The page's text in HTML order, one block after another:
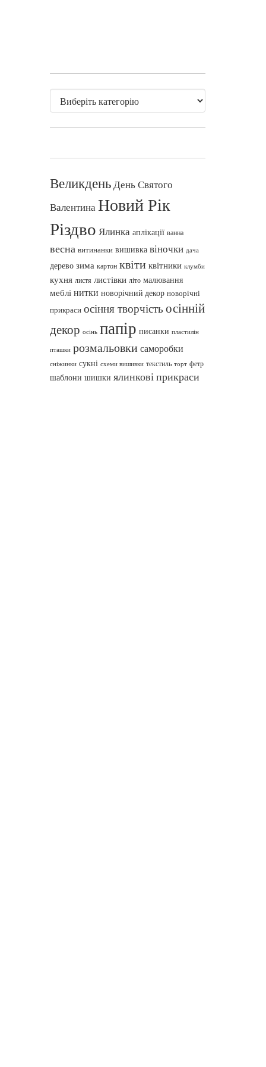
ВеликденьДень Святого
ВалентинаНовий Рік
Різдво Ялинка аплікації ванна
весна витинанки вишивка віночки дача
дерево зима картон квіти квітники клумби
кухня листя листівки літо малювання
меблі нитки новорічний декор новорічні
прикраси осіння творчість осінній
декор осінь папір писанки пластилін
пташки розмальовки саморобки
сніжинки сукні схеми вишивки текстиль торт фетр
шаблони шишки ялинкові прикраси